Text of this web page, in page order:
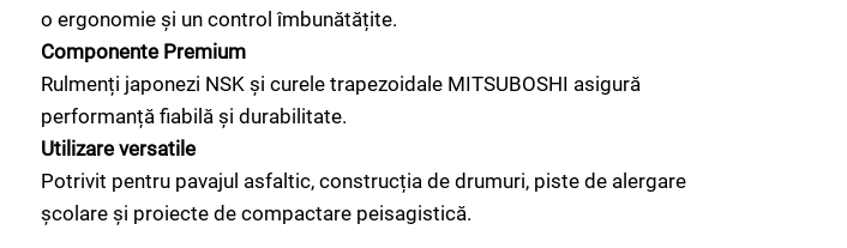
o ergonomie și un control îmbunătățite.
Componente Premium
Rulmenți japonezi NSK și curele trapezoidale MITSUBOSHI asigură
performanță fiabilă și durabilitate.
Utilizare versatile
Potrivit pentru pavajul asfaltic, construcția de drumuri, piste de alergare
școlare și proiecte de compactare peisagistică.